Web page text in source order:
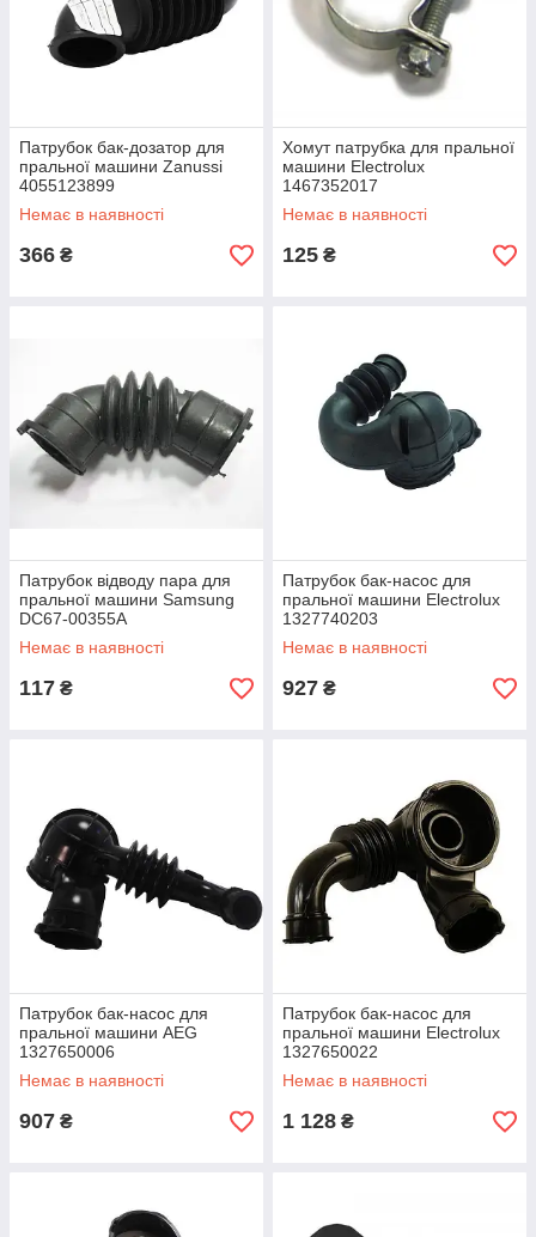
Патрубок бак-дозатор для
пральної машини Zanussi
4055123899
Немає в наявності
366 ₴
Хомут патрубка для пральної
машини Electrolux
1467352017
Немає в наявності
125 ₴
Патрубок відводу пара для
пральної машини Samsung
DC67-00355A
Немає в наявності
117 ₴
Патрубок бак-насос для
пральної машини Electrolux
1327740203
Немає в наявності
927 ₴
Патрубок бак-насос для
пральної машини AEG
1327650006
Немає в наявності
907 ₴
Патрубок бак-насос для
пральної машини Electrolux
1327650022
Немає в наявності
1 128 ₴